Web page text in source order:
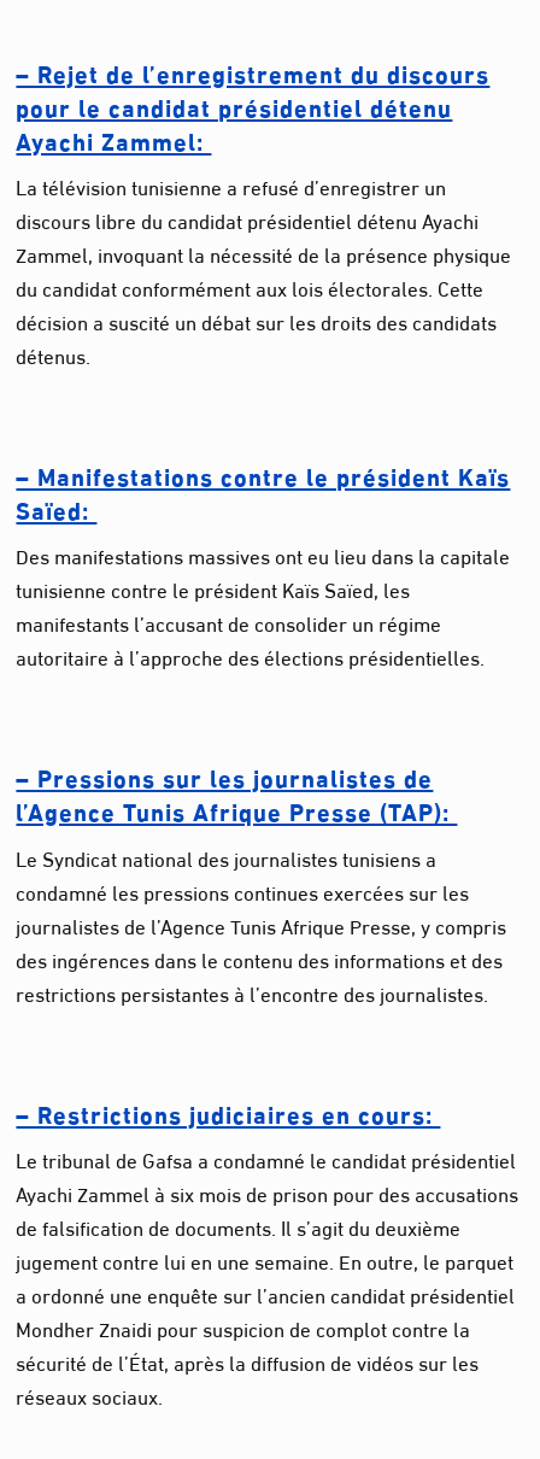
– Rejet de l’enregistrement du discours
pour le candidat présidentiel détenu
Ayachi Zammel:
La télévision tunisienne a refusé d’enregistrer un
discours libre du candidat présidentiel détenu Ayachi
Zammel, invoquant la nécessité de la présence physique
du candidat conformément aux lois électorales. Cette
décision a suscité un débat sur les droits des candidats
détenus.
– Manifestations contre le président Kaïs
Saïed:
Des manifestations massives ont eu lieu dans la capitale
tunisienne contre le président Kaïs Saïed, les
manifestants l’accusant de consolider un régime
autoritaire à l’approche des élections présidentielles.
– Pressions sur les journalistes de
l’Agence Tunis Afrique Presse (TAP):
Le Syndicat national des journalistes tunisiens a
condamné les pressions continues exercées sur les
journalistes de l’Agence Tunis Afrique Presse, y compris
des ingérences dans le contenu des informations et des
restrictions persistantes à l’encontre des journalistes.
– Restrictions judiciaires en cours:
Le tribunal de Gafsa a condamné le candidat présidentiel
Ayachi Zammel à six mois de prison pour des accusations
de falsification de documents. Il s’agit du deuxième
jugement contre lui en une semaine. En outre, le parquet
a ordonné une enquête sur l’ancien candidat présidentiel
Mondher Znaidi pour suspicion de complot contre la
sécurité de l’État, après la diffusion de vidéos sur les
réseaux sociaux.